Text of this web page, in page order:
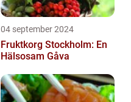
04 september 2024
Fruktkorg Stockholm: En
Hälsosam Gåva